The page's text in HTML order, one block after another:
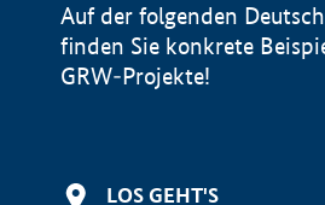
Auf der folgenden
finden Sie konkrete
GRW-Projekte!
LOS GEHT'S